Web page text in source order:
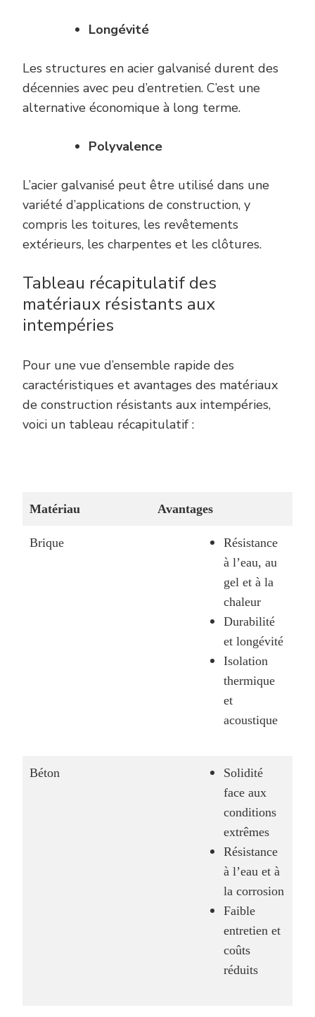
Longévité
Les structures en acier galvanisé durent des
décennies avec peu d’entretien. C’est une
alternative économique à long terme.
Polyvalence
L’acier galvanisé peut être utilisé dans une
variété d’applications de construction, y
compris les toitures, les revêtements
extérieurs, les charpentes et les clôtures.
Tableau récapitulatif des
matériaux résistants aux
intempéries
Pour une vue d’ensemble rapide des
caractéristiques et avantages des matériaux
de construction résistants aux intempéries,
voici un tableau récapitulatif :
Matériau Avantages
Brique
Résistance
à l’eau, au
gel et à la
chaleur
Durabilité
et longévité
Isolation
thermique
et
acoustique
Béton
Solidité
face aux
conditions
extrêmes
Résistance
à l’eau et à
la corrosion
Faible
entretien et
coûts
réduits